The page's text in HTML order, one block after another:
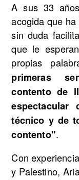
A sus 33
acogida que
sin duda
que le
propias
primeras
contento de
espectacular
técnico y de
contento".
Con
y Palestino,